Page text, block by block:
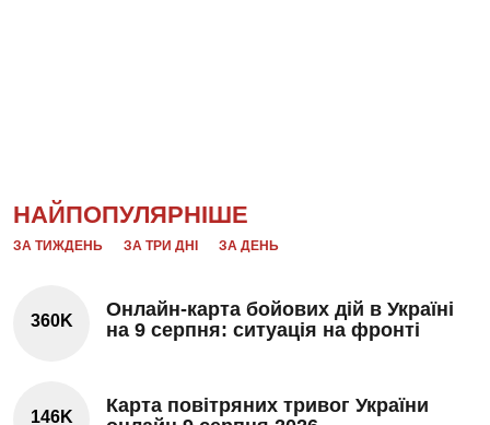
НАЙПОПУЛЯРНІШЕ
ЗА ТИЖДЕНЬ ЗА ТРИ ДНІ ЗА ДЕНЬ
360K
Онлайн-карта бойових дій в Україні
на 9 серпня: ситуація на фронті
146K
Карта повітряних тривог України